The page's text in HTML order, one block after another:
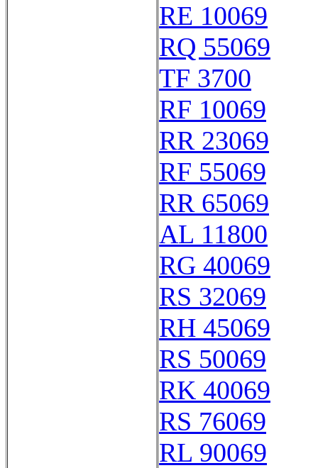
RE 10069
RQ 55069
TF 3700
RF 10069
RR 23069
RF 55069
RR 65069
AL 11800
RG 40069
RS 32069
RH 45069
RS 50069
RK 40069
RS 76069
RL 90069